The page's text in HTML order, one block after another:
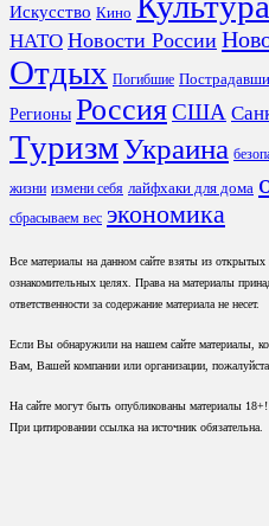
Искусство Кино
НАТО Новости России
Отдых Погибшие
Регионы Россия США
ТуризмУкраина
жизни измени себя лайфхаки для дома
сбрасываем вес экономика
Все материалы на данном сайте взяты из
ознакомительных целях. Права на материалы
ответственности за содержание материала не несет.
Если Вы обнаружили на нашем сайте материалы,
Вам, Вашей компании или организации,
На сайте могут быть опубликованы материалы 18+!
При цитировании ссылка на источник обязательна.